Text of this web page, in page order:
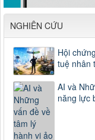
NGHIÊN CỨU
Hội
tuệ nhân
AI và
năng lực